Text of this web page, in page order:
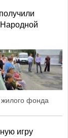
фонда
игру